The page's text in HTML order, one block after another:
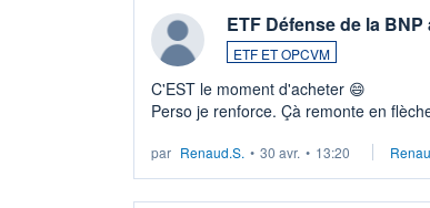
ETF Défense de la
ETF ET OPCVM
C'EST le moment d'acheter 😄​
Perso je renforce. Çà remonte en
par Renaud.S. • 30 avr. • 13:20